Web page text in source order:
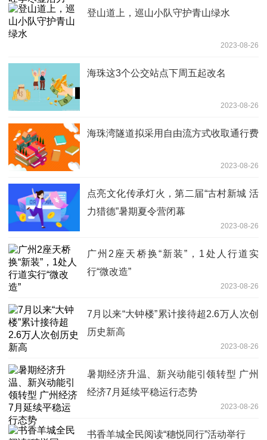
登山道上，巡山小队守护青山绿水
2023-08-26
海珠这3个公交站点下周五起改名
2023-08-26
海珠湾隧道拟采用自由流方式收取通行费
2023-08-26
点亮文化传承灯火，第二届“古村新城 活
力猎德”暑期夏令营闭幕
2023-08-26
广州2座天桥换“新装”，1处人行道实
行“微改造”
2023-08-26
7月以来“大钟楼”累计接待超2.6万人次创
历史新高
2023-08-26
暑期经济升温、新兴动能引领转型 广州
经济7月延续平稳运行态势
2023-08-26
书香羊城全民阅读“穗悦同行”活动举行